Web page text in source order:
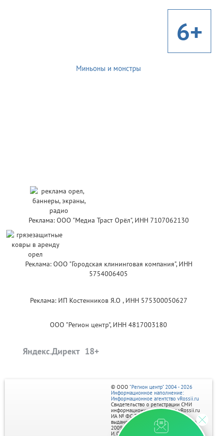
6+
Миньоны и монстры
Реклама: ООО "Медиа Траст Орёл", ИНН 7107062130
Реклама: ООО "Городская клининговая компания", ИНН
5754006405
Реклама: ИП Костенников Я.О , ИНН 575300050627
ООО "Регион центр", ИНН 4817003180
Яндекс.Директ
© ООО "Регион центр" 2004 - 2026
Информационное наполнение:
Информационное агентство vRossii.ru
Свидетельство о регистрации СМИ
информационного агентства vRossii.ru
ИА № ФС 77‑35502
выдано РОСКОМНАДЗОРом 04 марта
2009г.
И. О. Главного редактора Нарыков А. Н.